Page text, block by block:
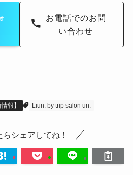
お電話でのお問
い合わせ
報】 Liun. by trip salon un.
らシェアしてね！